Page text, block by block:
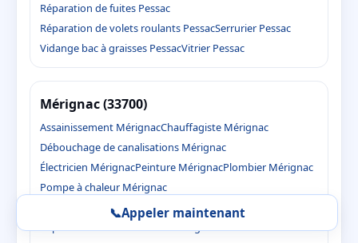
Réparation de fuites Pessac
Réparation de volets roulants PessacSerrurier Pessac
Vidange bac à graisses PessacVitrier Pessac
Mérignac (33700)
Assainissement MérignacChauffagiste Mérignac
Débouchage de canalisations Mérignac
Électricien MérignacPeinture MérignacPlombier Mérignac
Pompe à chaleur Mérignac
Rénovation de salle de bain Mérignac
Réparation de climatisation Mérignac
📞Appeler maintenant